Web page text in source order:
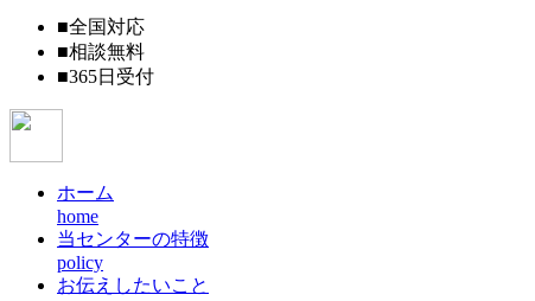
■全国対応
■相談無料
■365日受付
ホーム
home
当センターの特徴
policy
お伝えしたいこと